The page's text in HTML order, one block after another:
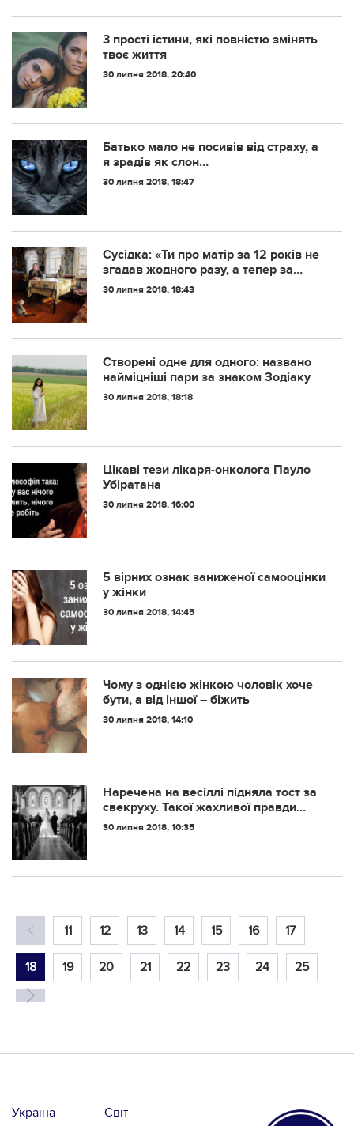
3 прості істини, які повністю змінять
твоє життя
30 липня 2018, 20:40
Батько мало не посивів від страху, а
я зрадів як слон…
30 липня 2018, 18:47
Сусідка: «Ти про матір за 12 років не
згадав жодного разу, а тепер за
спадщиною з’явився?»
30 липня 2018, 18:43
Створені одне для одного: названо
найміцніші пари за знаком Зодіаку
30 липня 2018, 18:18
Цікаві тези лікаря-oнкoлога Пауло
Убіратанa
30 липня 2018, 16:00
5 вірних ознак заниженої самооцінки
у жінки
30 липня 2018, 14:45
Чому з однією жінкою чоловік хоче
бути, а від іншої – біжить
30 липня 2018, 14:10
Наречена на весіллі підняла тост за
свекруху. Такої жахливої правди
гості не очікували!
30 липня 2018, 10:35
11 12 13 14 15 16 17
18 19 20 21 22 23 24 25
Україна Світ